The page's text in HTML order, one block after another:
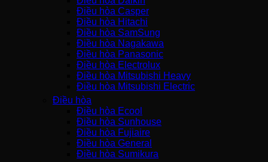
Điều hòa Casper
Điều hòa Hitachi
Điều hòa SamSung
Điều hòa Nagakawa
Điều hòa Panasonic
Điều hòa Electrolux
Điều hòa Mitsubishi Heavy
Điều hòa Mitsubishi Electric
Điều hòa
Điều hòa Ecool
Điều hòa Sunhouse
Điều hòa Fujiaire
Điều hòa General
Điều hòa Sumikura